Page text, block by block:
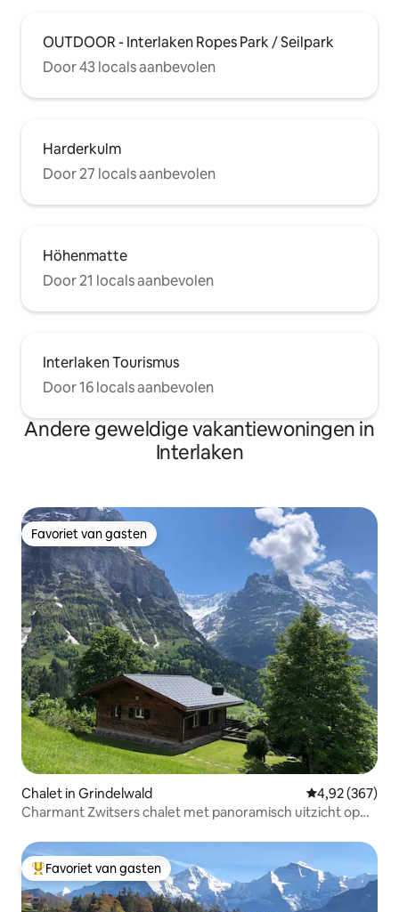
OUTDOOR - Interlaken Ropes Park / Seilpark
Door 43 locals aanbevolen
Harderkulm
Door 27 locals aanbevolen
Höhenmatte
Door 21 locals aanbevolen
Interlaken Tourismus
Door 16 locals aanbevolen
Andere geweldige vakantiewoningen in
Interlaken
Favoriet van gasten
Favoriet van gasten
Chalet in Grindelwald Gemiddelde
4,92 (367)
Charmant Zwitsers chalet met panoramisch uitzicht op
Topfavoriet van gasten
Favoriet van gasten